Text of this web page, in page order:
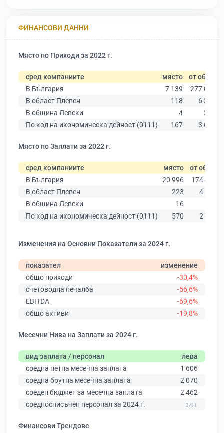
ФИНАНСОВИ ДАННИ
Място по Приходи за 2022 г.
сред компаниите място от общо
В България
7 139
277 019
В област Плевен
118
6 347
В община Левски
4
262
По код на икономическа дейност (0111)
167 3 640
Място по Заплати за 2022 г.
сред компаниите място от общо
В България
20 996
174 403
В област Плевен
223
4 191
В община Левски
16
По код на икономическа дейност (0111)
570 2 706
Изменения на Основни Показатели за 2024 г.
показател
изменение
общо приходи
-30,4%
счетоводна печалба
-56,6%
EBITDA
-69,6%
общо активи
-19,8%
Месечни Нива на Заплати за 2024 г.
вид заплата / персонал
лева
средна нетна месечна заплата
1 606
средна брутна месечна заплата
2 070
среден бюджет за месечна заплата
2 462
средносписъчен персонал за 2024 г.
Финансови Трендове